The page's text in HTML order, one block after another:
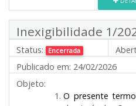
Inexigibilidade 1/
Status: Encerrada
Publicado em: 24/02/2026
Objeto:
O presente